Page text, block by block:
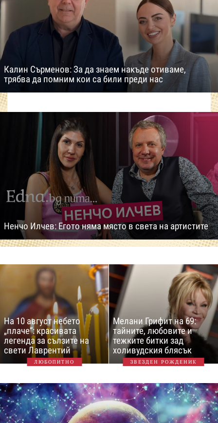
Калин Сърменов: За да знаем накъде отиваме,
трябва да помним кои са били преди нас
Ненчо Илчев: Егото няма място в света на артистите
На 10 август небето
„плаче“: красивата
легенда за сълзите на
свети Лаврентий
ЛЮБОПИТНО
Мелани Грифит на 69:
тайните, любовите и
тежките битки зад
холивудския блясък
ЗВЕЗДЕН РОЖДЕНИК